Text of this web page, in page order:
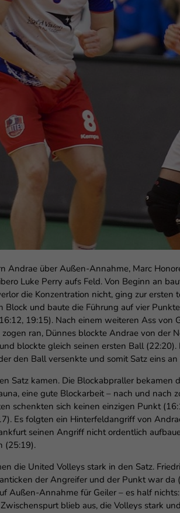
Andrae über Außen-Annahme, Marc
Luke Perry aufs Feld. Von Beginn an
die Konzentration nicht, ging zur
und baute die Führung auf vier
19:15). Nach einem weiteren Ass von
ran, Dünnes blockte Andrae von der
blockte gleich seinen ersten Ball
den Ball versenkte und somit Satz eins
Satz kamen. Die Blockabpraller
eine gute Blockarbeit – nach und nach
schenkten sich keinen einzigen Punkt
Es folgten ein Hinterfeldangriff von
seinen Angriff nicht ordentlich
(25:19).
die United Volleys stark in den Satz.
der Angreifer und der Punkt war
Außen-Annahme für Geiler – es half
blieb aus, die Volleys stark
ermöglichen grundlegende Funktionen und sind
erforderlich.
Cookie-Informationen anzeigen
(6)
und Social-Media-Plattformen werden
Cookies von externen Medien akzeptiert werden,
manuellen Einwilligung mehr.
Cookie-Informationen anzeigen